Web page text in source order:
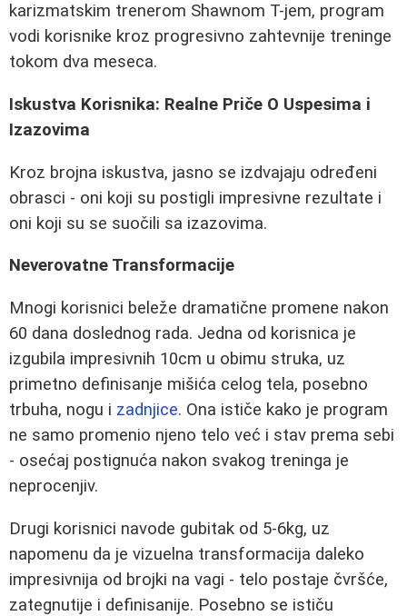
karizmatskim trenerom Shawnom T-jem, program
vodi korisnike kroz progresivno zahtevnije treninge
tokom dva meseca.
Iskustva Korisnika: Realne Priče O Uspesima i
Izazovima
Kroz brojna iskustva, jasno se izdvajaju određeni
obrasci - oni koji su postigli impresivne rezultate i
oni koji su se suočili sa izazovima.
Neverovatne Transformacije
Mnogi korisnici beleže dramatične promene nakon
60 dana doslednog rada. Jedna od korisnica je
izgubila impresivnih 10cm u obimu struka, uz
primetno definisanje mišića celog tela, posebno
trbuha, nogu i zadnjice. Ona ističe kako je program
ne samo promenio njeno telo već i stav prema sebi
- osećaj postignuća nakon svakog treninga je
neprocenjiv.
Drugi korisnici navode gubitak od 5-6kg, uz
napomenu da je vizuelna transformacija daleko
impresivnija od brojki na vagi - telo postaje čvršće,
zategnutije i definisanije. Posebno se ističu